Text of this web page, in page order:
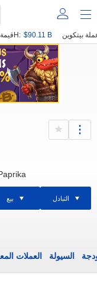
قيمة التداول 24H: $90.11 B
بيع التبادل
العملات السيولة